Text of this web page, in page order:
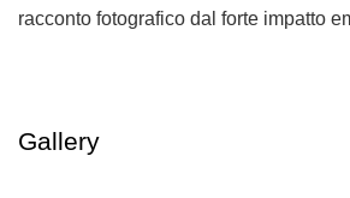
racconto fotografico dal forte impatto
Gallery